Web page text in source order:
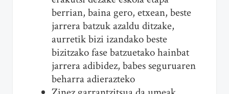
berrian, baina gero, etxean, beste
jarrera batzuk azaldu ditzake,
aurretik bizi izandako beste
bizitzako fase batzuetako hainbat
jarrera adibidez, babes seguruaren
beharra adierazteko